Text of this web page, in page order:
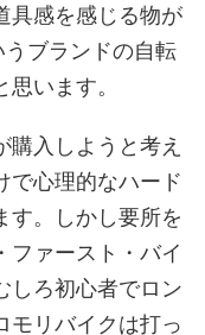
具感を感じる物が
ブランドの自転
います。
入しようと考え
で心理的なハード
す。しかし要所を
ファースト・バイ
しろ初心者でロン
モリバイクは打っ